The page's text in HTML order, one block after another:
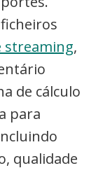
streaming,
de cálculo
para
qualidade